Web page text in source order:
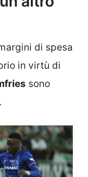
di spesa
in virtù di
sono